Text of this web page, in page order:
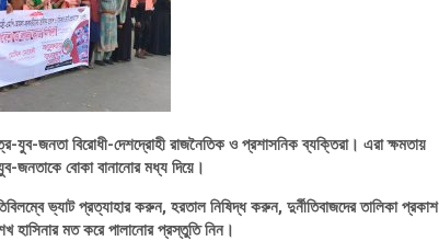
যুব-জনতা বিরোধী-দেশদ্রোহী রাজনৈতিক ও প্রশাসনিক ব্যক্তিরা। এরা ক্ষমতায়
জনতাকে বোকা বানানোর মধ্য দিয়ে।
ভ্যাট প্রত্যাহার করুন, হরতাল নিষিদ্ধ করুন, দুর্নীতিবাজদের তালিকা প্রকাশ
হাসিনার মত করে পালানোর প্রস্তুতি নিন।